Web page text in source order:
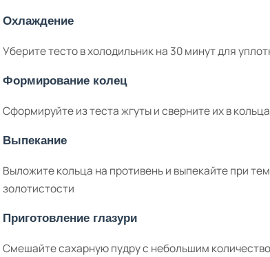
Охлаждение
Уберите тесто в холодильник на 30 минут для
Формирование колец
Сформируйте из теста жгуты и сверните их в
Выпекание
Выложите кольца на противень и выпекайте при
золотистости
Приготовление глазури
Смешайте сахарную пудру с небольшим